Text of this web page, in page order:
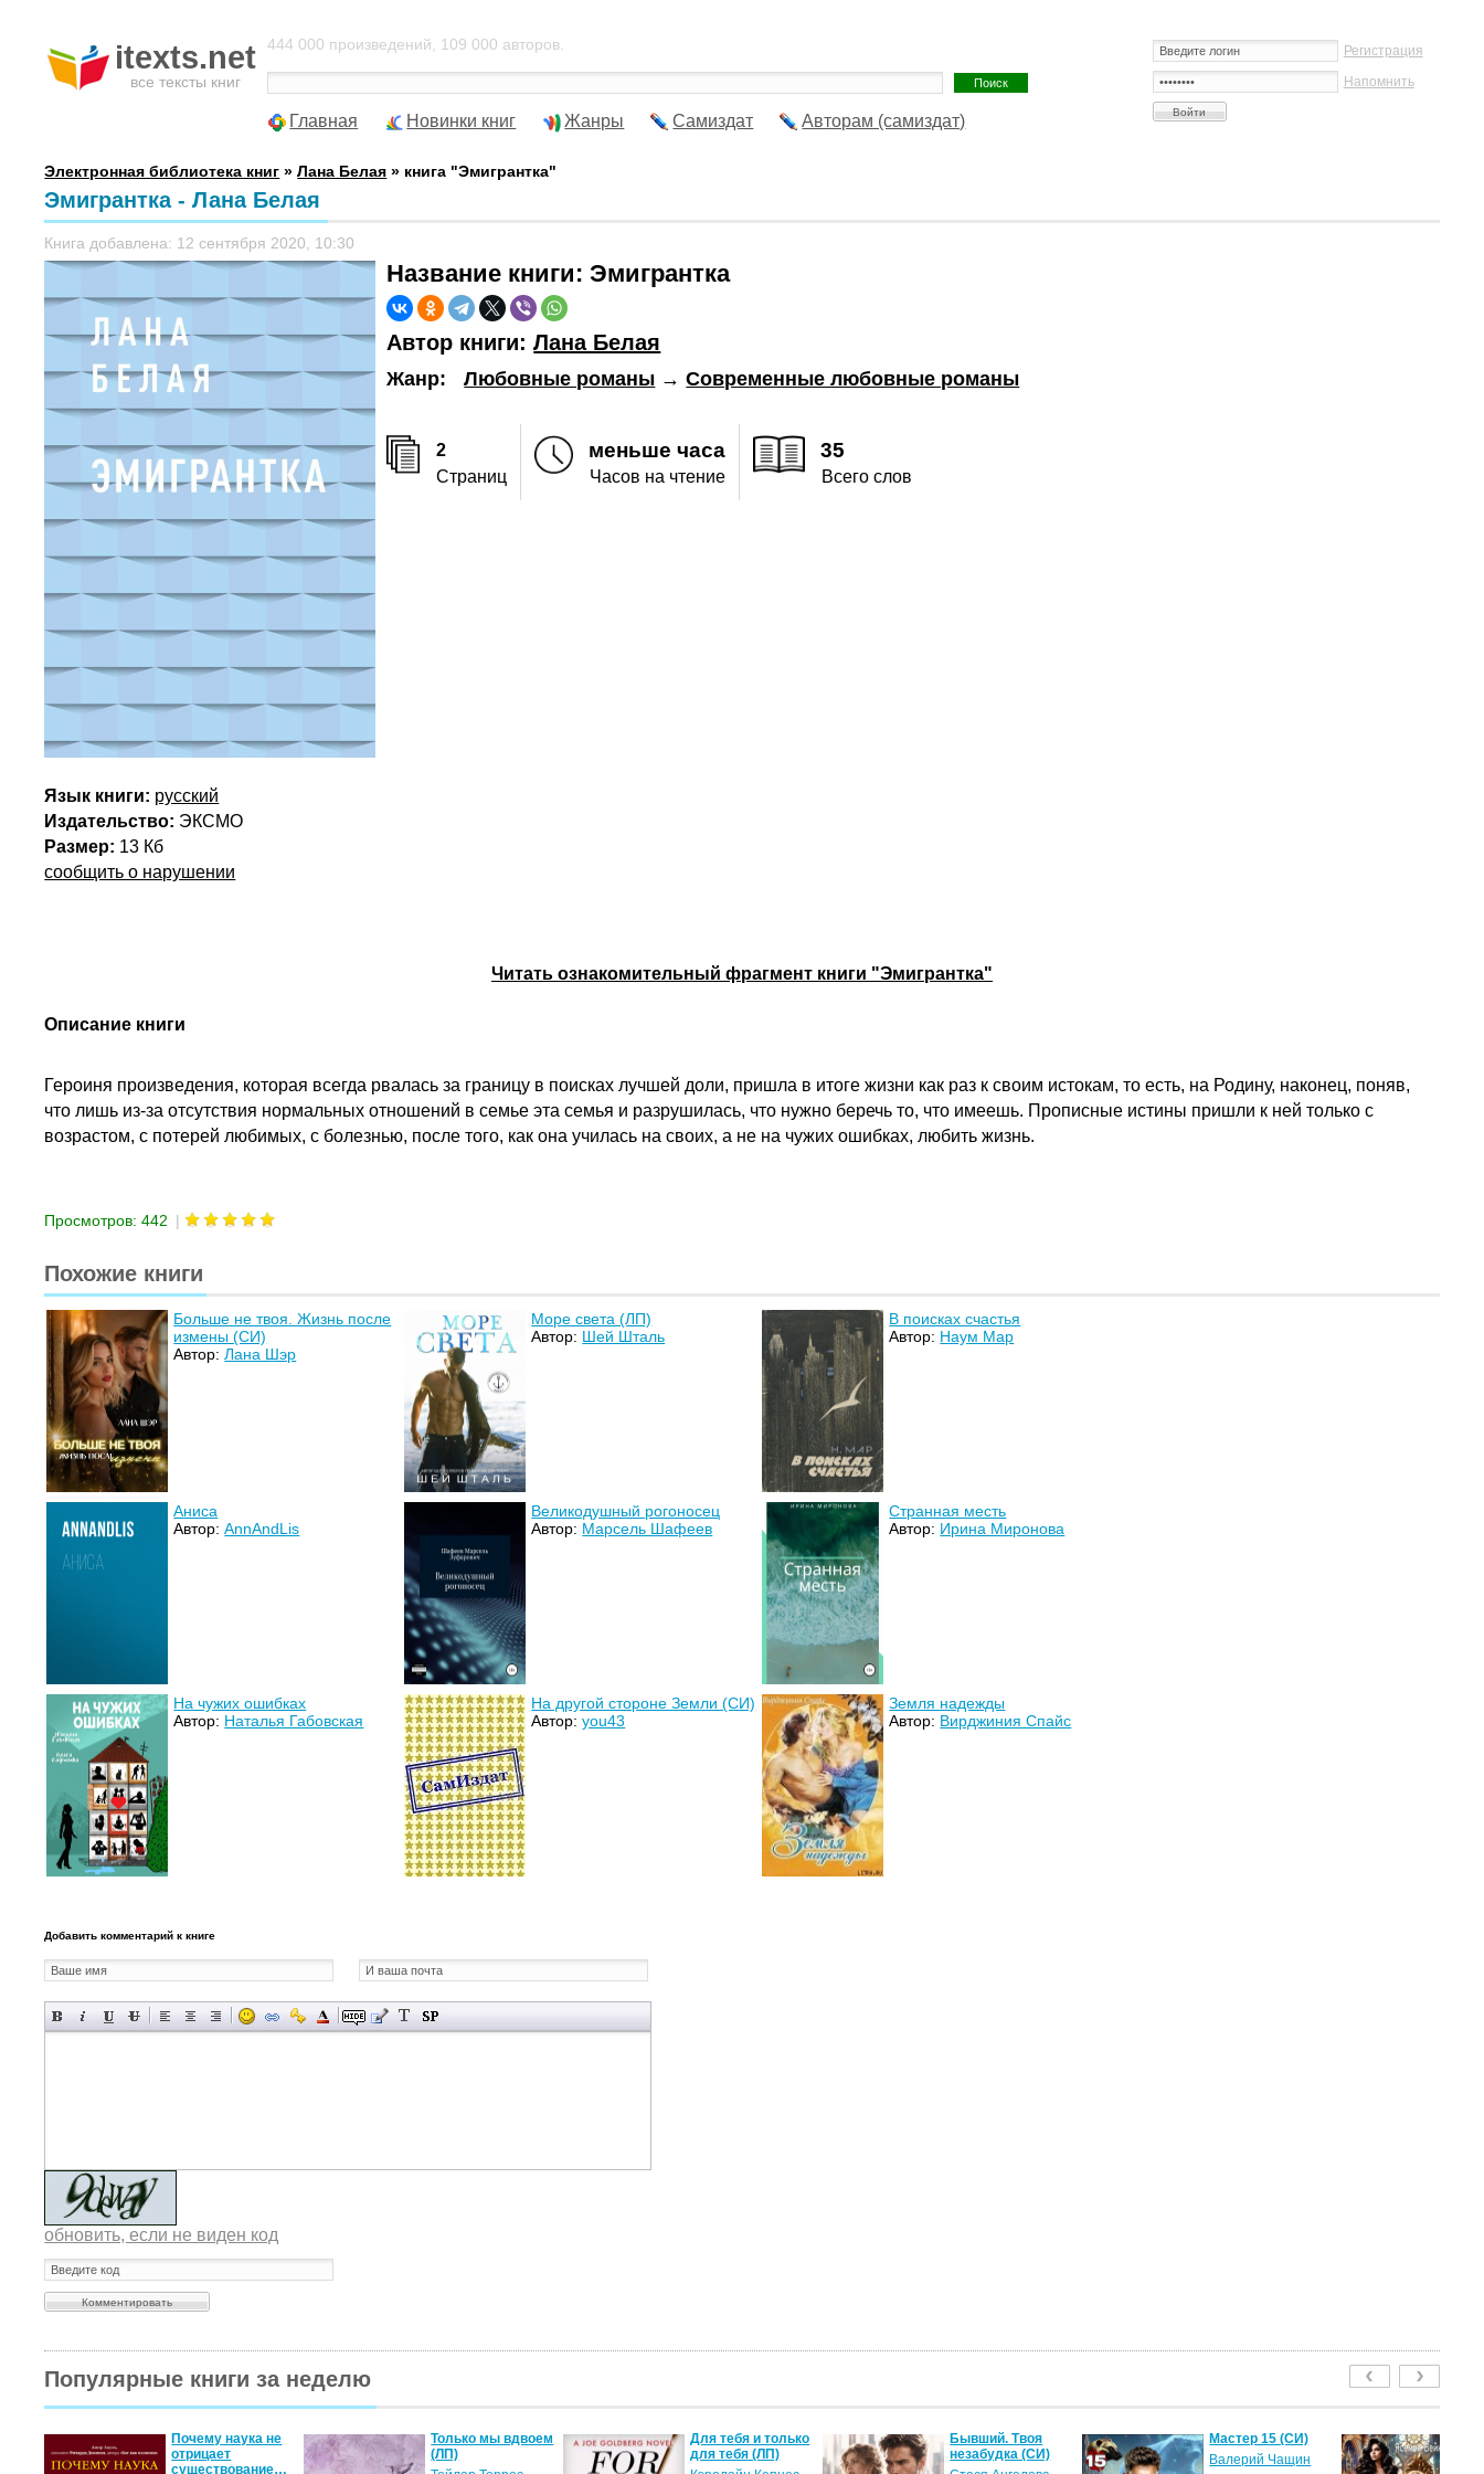
itexts.net
все тексты книг
Регистрация
Напомнить
444 000 произведений, 109 000 авторов.
Главная Новинки книг Жанры Самиздат Авторам (самиздат)
Электронная библиотека книг »Лана Белая » книга "Эмигрантка"
Эмигрантка - Лана Белая
Книга добавлена: 12 сентября 2020, 10:30
Название книги:Эмигрантка
Автор книги:Лана Белая
Жанр: Любовные романы →Современные любовные романы
2
Страниц
меньше часа
Часов на чтение
35
Всего слов
Язык книги: русский
Издательство: ЭКСМО
Размер: 13 Кб
сообщить о нарушении
Читать ознакомительный фрагмент книги "Эмигрантка"
Описание книги
Героиня произведения, которая всегда рвалась за границу в поисках лучшей доли, пришла в итоге жизни как раз к своим истокам, то есть, на Родину, наконец, поняв,
что лишь из-за отсутствия нормальных отношений в семье эта семья и разрушилась, что нужно беречь то, что имеешь. Прописные истины пришли к ней только с
возрастом, с потерей любимых, с болезнью, после того, как она училась на своих, а не на чужих ошибках, любить жизнь.
Просмотров: 442 |
Похожие книги
Больше не твоя. Жизнь после
измены (СИ)
Автор:Лана Шэр
Море света (ЛП)
Автор: Шей Шталь
В поисках счастья
Автор: Наум Мар
Аниса
Автор:AnnAndLis
Великодушный рогоносец
Автор: Марсель Шафеев
Странная месть
Автор: Ирина Миронова
На чужих ошибках
Автор: Наталья Габовская
На другой стороне Земли (СИ)
Автор:you43
Земля надежды
Автор: Вирджиния Спайс
Добавить комментарий к книге
обновить, если не виден код
Популярные книги за неделю
Почему наука не
отрицает
существование…
Только мы вдвоем
(ЛП)
Для тебя и только
для тебя (ЛП)
Бывший. Твоя
незабудка (СИ)
Мастер 15 (СИ)
Валерий Чащин